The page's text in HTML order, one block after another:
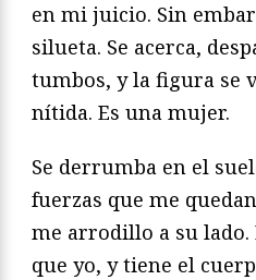
en mi juicio. Sin
silueta. Se acerca,
tumbos, y la figura se
nítida. Es una mujer.
Se derrumba en el
fuerzas que me
me arrodillo a su
que yo, y tiene el